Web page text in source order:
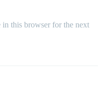
in this browser for the next